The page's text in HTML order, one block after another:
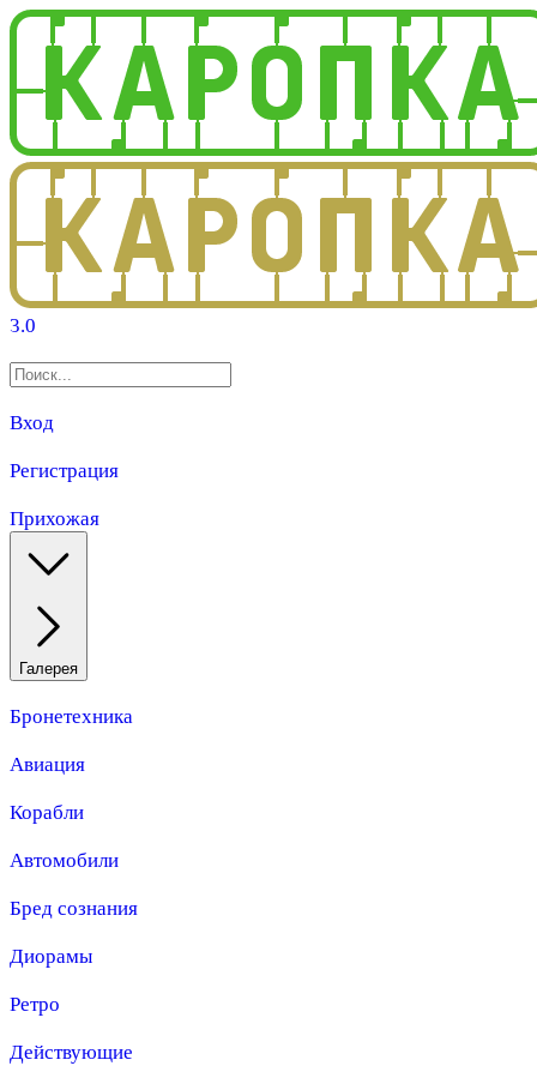
3.0
Вход
Регистрация
Прихожая
Галерея
Бронетехника
Авиация
Корабли
Автомобили
Бред сознания
Диорамы
Ретро
Действующие